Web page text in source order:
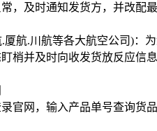
，及时通知发货方，并改配最
航.川航等各大航空公司)：
梢并及时向收发货放反应信
官网，输入产品单号查询货